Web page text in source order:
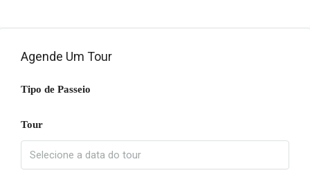
Agende Um Tour
Tipo de Passeio
Tour